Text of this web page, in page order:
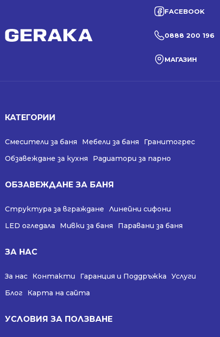
FACEBOOK
0888 200 196
МАГАЗИН
КАТЕГОРИИ
Смесители за баня Мебели за баня
Гранитогрес
Обзавеждане за кухня
Радиатори за парно
ОБЗАВЕЖДАНЕ ЗА БАНЯ
Структура за вграждане
Линейни сифони
LED огледала
Мивки за баня Паравани за баня
ЗА НАС
За нас Контакти Гаранция и Поддръжка
Услуги
Блог
Карта на сайта
УСЛОВИЯ ЗА ПОЛЗВАНЕ